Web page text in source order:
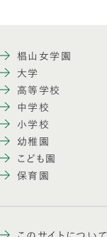
椙山女学園
大学
高等学校
中学校
小学校
幼稚園
こども園
保育園